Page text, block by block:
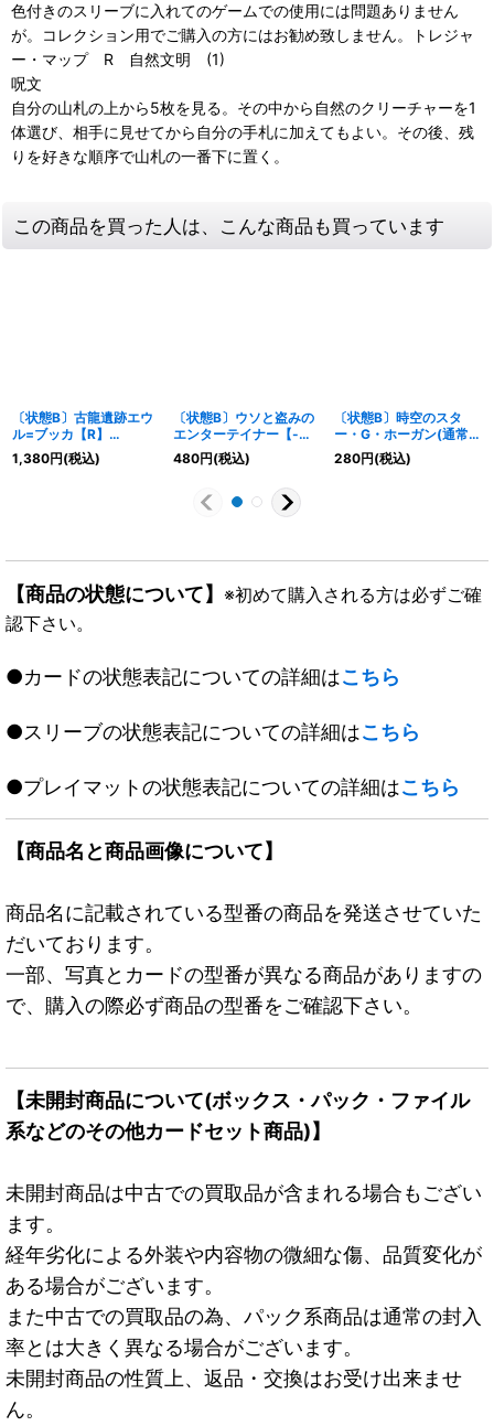
色付きのスリーブに入れてのゲームでの使用には問題ありません
が。コレクション用でご購入の方にはお勧め致しません。トレジャ
ー・マップ R 自然文明 (1)
呪文
自分の山札の上から5枚を見る。その中から自然のクリーチャーを1
体選び、相手に見せてから自分の手札に加えてもよい。その後、残
りを好きな順序で山札の一番下に置く。
この商品を買った人は、こんな商品も買っています
〔状態B〕古龍遺跡エウ
ル=ブッカ【R】
{P51/Y14}《自然》
1,380円(税込)
〔状態B〕ウソと盗みの
エンターテイナー【-】
{P68/Y17}《多》
480円(税込)
〔状態B〕時空のスタ
ー・G・ホーガン(通常)/
イチバンの覚醒者オーシ
ャン・G・ホーガン
280円(税込)
【商品の状態について】 ※初めて購入される方は必ずご確
認下さい。
●カードの状態表記についての詳細はこちら
●スリーブの状態表記についての詳細はこちら
●プレイマットの状態表記についての詳細はこちら
【商品名と商品画像について】
商品名に記載されている型番の商品を発送させていた
だいております。
一部、写真とカードの型番が異なる商品がありますの
で、購入の際必ず商品の型番をご確認下さい。
【未開封商品について(ボックス・パック・ファイル
系などのその他カードセット商品)】
未開封商品は中古での買取品が含まれる場合もござい
ます。
経年劣化による外装や内容物の微細な傷、品質変化が
ある場合がございます。
また中古での買取品の為、パック系商品は通常の封入
率とは大きく異なる場合がございます。
未開封商品の性質上、返品・交換はお受け出来ませ
ん。